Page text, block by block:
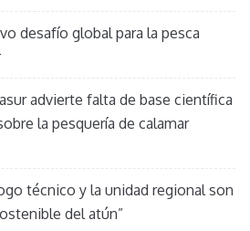
desafío global para la pesca
advierte falta de base científica
la pesquería de calamar
técnico y la unidad regional son
del atún”